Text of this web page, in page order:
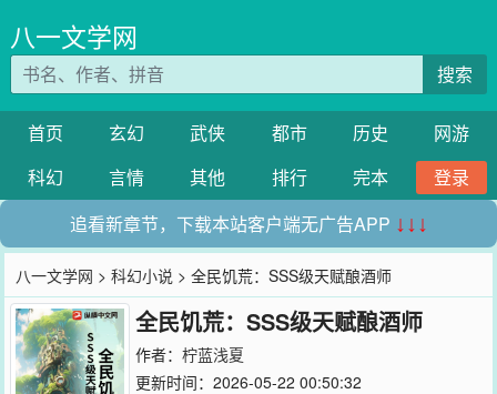
八一文学网
搜索
首页 玄幻 武侠 都市 历史
网游
科幻
言情 其他 排行 完本
登录
追看新章节，下载本站客户端无广告APP ↓↓↓
八一文学网 >科幻小说 > 全民饥荒：SSS级天赋酿酒师
全民饥荒：SSS级天赋酿酒师
作者： 柠蓝浅夏
更新时间：2026-05-22 00:50:32